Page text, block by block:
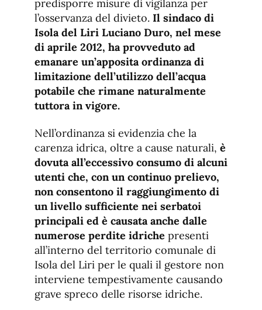
predisporre misure di vigilanza per
l’osservanza del divieto. Il sindaco di
Isola del Liri Luciano Duro, nel mese
di aprile 2012, ha provveduto ad
emanare un’apposita ordinanza di
limitazione dell’utilizzo dell’acqua
potabile che rimane naturalmente
tuttora in vigore.
Nell’ordinanza si evidenzia che la
carenza idrica, oltre a cause naturali, è
dovuta all’eccessivo consumo di alcuni
utenti che, con un continuo prelievo,
non consentono il raggiungimento di
un livello sufficiente nei serbatoi
principali ed è causata anche dalle
numerose perdite idriche presenti
all’interno del territorio comunale di
Isola del Liri per le quali il gestore non
interviene tempestivamente causando
grave spreco delle risorse idriche.